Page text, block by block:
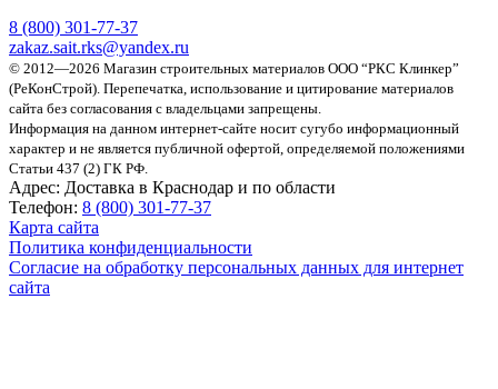
8 (800) 301-77-37
zakaz.sait.rks@yandex.ru
© 2012—2026 Магазин строительных материалов ООО “РКС Клинкер”
(РеКонСтрой). Перепечатка, использование и цитирование материалов
сайта без согласования с владельцами запрещены.
Информация на данном интернет-сайте носит сугубо информационный
характер и не является публичной офертой, определяемой положениями
Статьи 437 (2) ГК РФ.
Адрес: Доставка в Краснодар и по области
Телефон: 8 (800) 301-77-37
Карта сайта
Политика конфиденциальности
Согласие на обработку персональных данных для интернет
сайта